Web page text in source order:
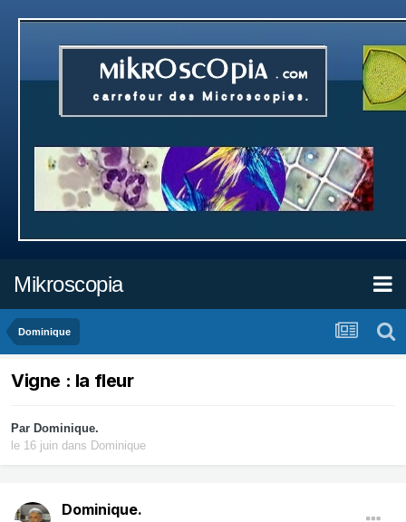
Mikroscopia
Dominique
Vigne : la fleur
Par Dominique.
le 16 juin dans Dominique
Dominique.